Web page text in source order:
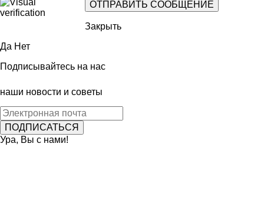
Закрыть
Да Нет
Подписывайтесь на нас
наши новости и советы
Ура, Вы с нами!